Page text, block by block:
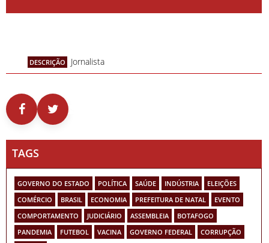
DESCRIÇÃO Jornalista
TAGS
GOVERNO DO ESTADO POLÍTICA SAÚDE INDÚSTRIA
ELEIÇÕES
COMÉRCIO
BRASIL ECONOMIA PREFEITURA DE NATAL
EVENTO
COMPORTAMENTO
JUDICIÁRIO ASSEMBLEIA
BOTAFOGO
PANDEMIA
FUTEBOL VACINA GOVERNO FEDERAL
CORRUPÇÃO